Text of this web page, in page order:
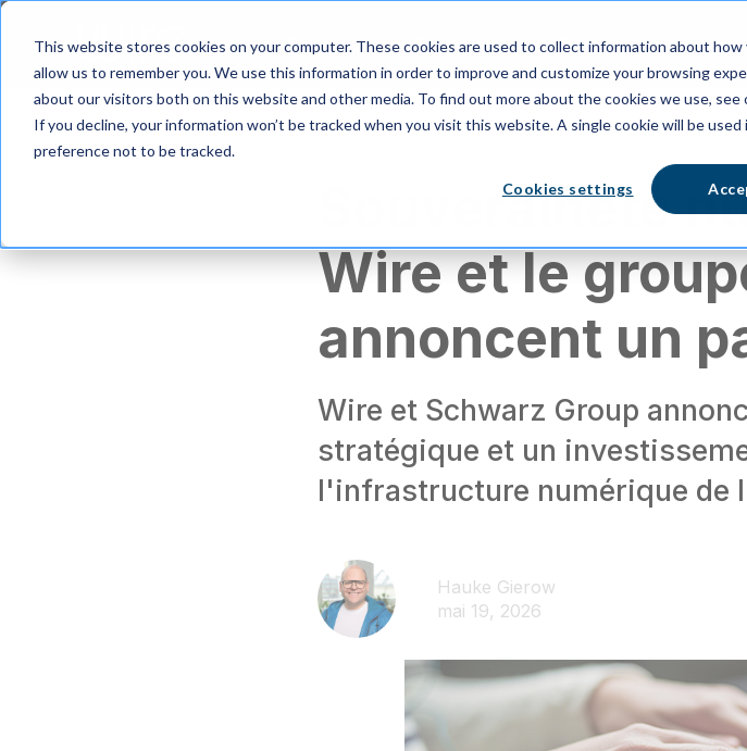
This website stores cookies on your computer. These cookies are used to collect information about
allow us to remember you. We use this information in order to improve and customize your browsing
about our visitors both on this website and other media. To find out more about the cookies we use, see
If you decline, your information won’t be tracked when you visit this website. A single cookie will be
preference not to be tracked.
Cookies settings
S
c
Produit Solutions Ressources
Souveraineté
Wire et le
annoncent un
Wire et Schwarz Group
stratégique et un
l'infrastructure numérique de
Hauke Gierow
mai 19, 2026